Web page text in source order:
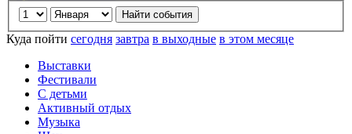
Куда пойти сегодня завтра в выходные в этом месяце
Выставки
Фестивали
С детьми
Активный отдых
Музыка